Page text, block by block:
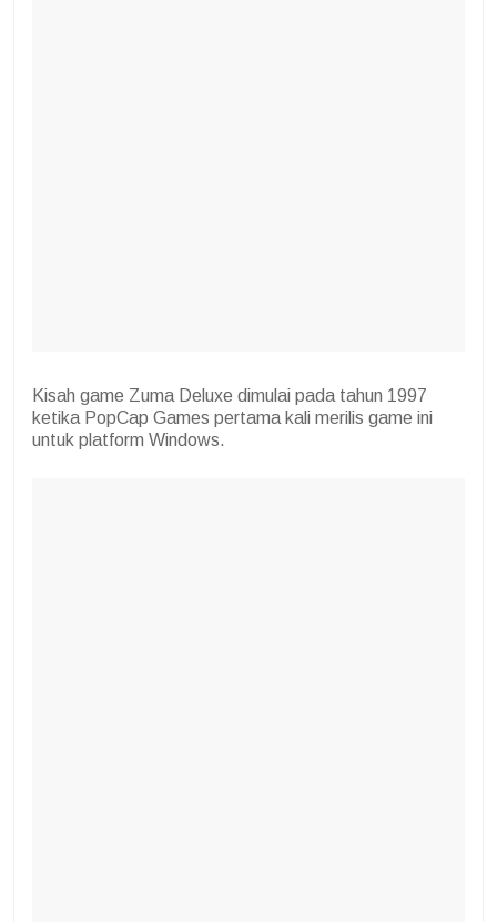
Kisah game Zuma Deluxe dimulai pada tahun 1997
ketika PopCap Games pertama kali merilis game ini
untuk platform Windows.